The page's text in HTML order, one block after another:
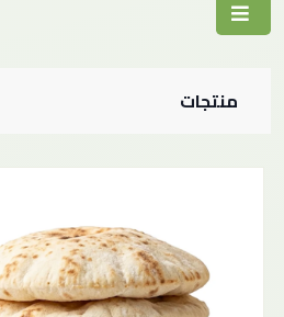
منتجات